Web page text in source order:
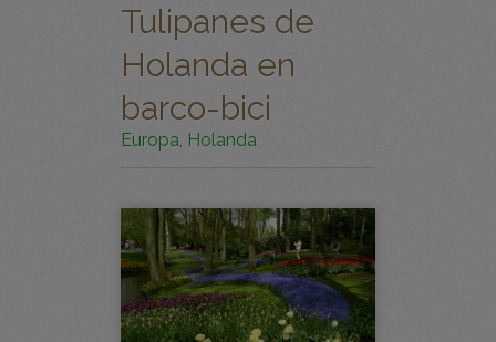
Tulipanes de
Holanda en
barco-bici
Europa Holanda